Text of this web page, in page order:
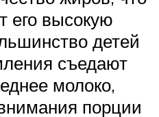
его высокую
детей
съедают
молоко,
порции